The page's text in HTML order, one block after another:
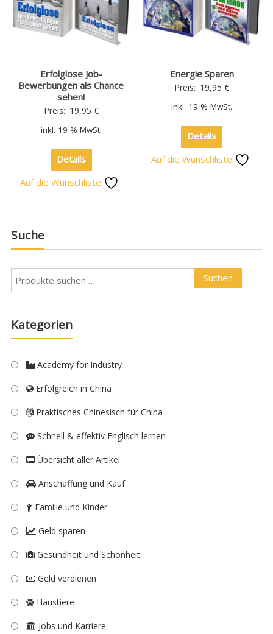
Erfolglose Job-
Bewerbungen als Chance
sehen!
Preis: 19,95 €
inkl. 19 % MwSt.
Details
Auf die Wunschliste
Energie Sparen
Preis: 19,95€
inkl. 19 % MwSt.
Details
Auf die Wunschliste
Suche
Suchen
Kategorien
Academy for Industry
Erfolgreich in China
Praktisches Chinesisch für China
Schnell & effektiv Englisch lernen
Übersicht aller Artikel
Anschaffung und Kauf
Familie und Kinder
Geld sparen
Gesundheit und Schönheit
Geld verdienen
Haustiere
Jobs und Karriere